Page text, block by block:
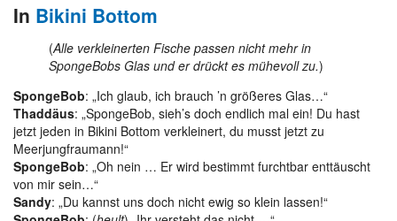
In Bikini Bottom
(Alle verkleinerten Fische passen nicht mehr in
SpongeBobs Glas und er drückt es mühevoll zu.)
SpongeBob: „Ich glaub, ich brauch ’n größeres Glas…“
Thaddäus: „SpongeBob, sieh’s doch endlich mal ein! Du hast
jetzt jeden in Bikini Bottom verkleinert, du musst jetzt zu
Meerjungfraumann!“
SpongeBob: „Oh nein … Er wird bestimmt furchtbar enttäuscht
von mir sein…“
Sandy: „Du kannst uns doch nicht ewig so klein lassen!“